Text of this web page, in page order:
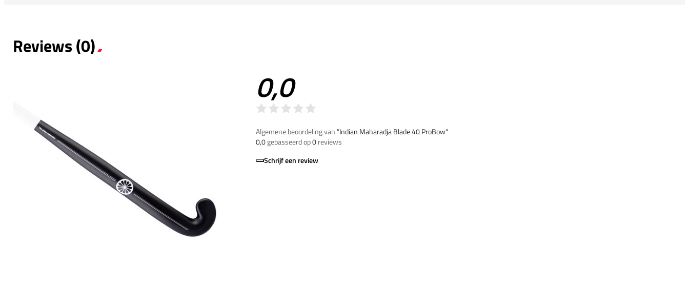
Reviews (0)
0,0
Algemene beoordeling van”Indian Maharadja Blade 40 ProBow“
0,0gebasseerd op0reviews
Schrijf een review